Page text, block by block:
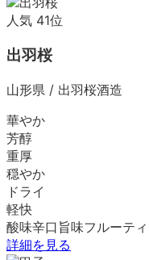
人気 41位
出羽桜
山形県 / 出羽桜酒造
華やか
芳醇
重厚
穏やか
ドライ
軽快
酸味辛口 旨味フルーティ
詳細を見る